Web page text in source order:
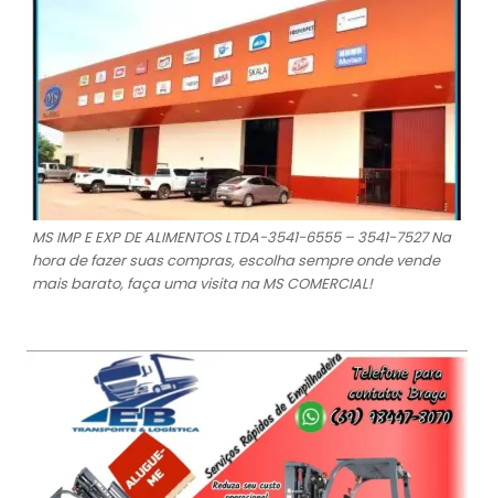
MS IMP E EXP DE ALIMENTOS LTDA-3541-6555 – 3541-7527 Na
hora de fazer suas compras, escolha sempre onde vende
mais barato, faça uma visita na MS COMERCIAL!